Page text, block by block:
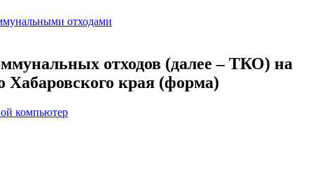
отходами
отходов (далее – ТКО) на
края (форма)
компьютер